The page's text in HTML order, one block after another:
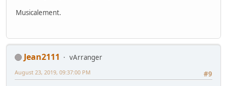
Musicalement.
Jean2111
vArranger
#9
August 23, 2019, 09:37:00 PM